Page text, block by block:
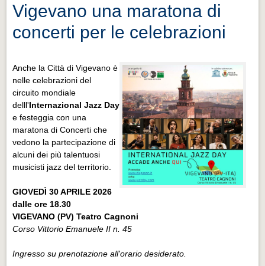
Vigevano una maratona di
concerti per le celebrazioni
Anche la Città di Vigevano è
nelle celebrazioni del
circuito mondiale
delll'Internazional Jazz Day
e festeggia con una
maratona di Concerti che
vedono la partecipazione di
alcuni dei più talentuosi
musicisti jazz del territorio.
GIOVEDÌ 30 APRILE 2026
dalle ore 18.30
VIGEVANO (PV) Teatro Cagnoni
Corso Vittorio Emanuele II n. 45
Ingresso su prenotazione all'orario desiderato.